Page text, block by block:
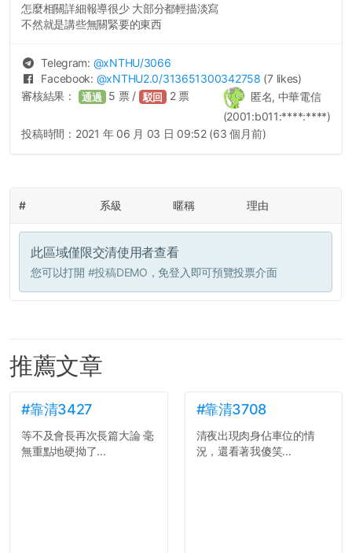
怎麼相關詳細報導很少 大部分都輕描淡寫
不然就是講些無關緊要的東西
Telegram: @xNTHU/3066
Facebook: @xNTHU2.0/313651300342758 (7 likes)
匿名, 中華電信
(2001:b011:****:****)
審核結果： 通過 5 票 / 駁回 2票
投稿時間： 2021 年 06 月 03 日 09:52 (63 個月前)
# 系級 暱稱 理由
此區域僅限交清使用者查看
您可以打開 #投稿DEMO ，免登入即可預覽投票介面
推薦文章
#靠清3427
等不及會長再次長篇大論 毫
無重點地硬拗了...
#靠清3708
清夜出現肉身佔車位的情
況，還看著我傻笑...